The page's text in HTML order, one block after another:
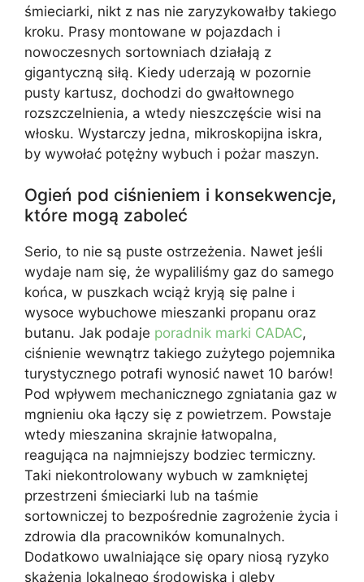
śmieciarki, nikt z nas nie zaryzykowałby takiego
kroku. Prasy montowane w pojazdach i
nowoczesnych sortowniach działają z
gigantyczną siłą. Kiedy uderzają w pozornie
pusty kartusz, dochodzi do gwałtownego
rozszczelnienia, a wtedy nieszczęście wisi na
włosku. Wystarczy jedna, mikroskopijna iskra,
by wywołać potężny wybuch i pożar maszyn.
Ogień pod ciśnieniem i konsekwencje,
które mogą zaboleć
Serio, to nie są puste ostrzeżenia. Nawet jeśli
wydaje nam się, że wypaliliśmy gaz do samego
końca, w puszkach wciąż kryją się palne i
wysoce wybuchowe mieszanki propanu oraz
butanu. Jak podaje poradnik marki CADAC,
ciśnienie wewnątrz takiego zużytego pojemnika
turystycznego potrafi wynosić nawet 10 barów!
Pod wpływem mechanicznego zgniatania gaz w
mgnieniu oka łączy się z powietrzem. Powstaje
wtedy mieszanina skrajnie łatwopalna,
reagująca na najmniejszy bodziec termiczny.
Taki niekontrolowany wybuch w zamkniętej
przestrzeni śmieciarki lub na taśmie
sortowniczej to bezpośrednie zagrożenie życia i
zdrowia dla pracowników komunalnych.
Dodatkowo uwalniające się opary niosą ryzyko
skażenia lokalnego środowiska i gleby